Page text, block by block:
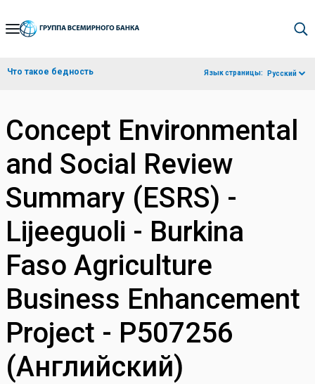
Skip
Navigation
Что такое бедность Язык страницы: Русский
Concept Environmental
and Social Review
Summary (ESRS) -
Lijeeguoli - Burkina
Faso Agriculture
Business Enhancement
Project - P507256
(Английский)